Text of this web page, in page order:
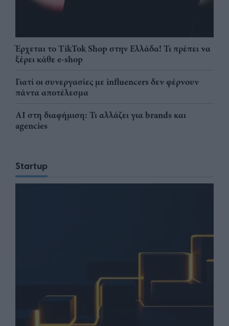
Έρχεται το TikTok Shop στην Ελλάδα! Τι πρέπει να
ξέρει κάθε e-shop
Γιατί οι συνεργασίες με influencers δεν φέρνουν
πάντα αποτέλεσμα
AI στη διαφήμιση: Τι αλλάζει για brands και
agencies
Startup